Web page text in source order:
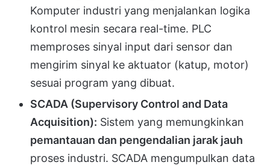
Komputer industri yang menjalankan logika
kontrol mesin secara real-time. PLC
memproses sinyal input dari sensor dan
mengirim sinyal ke aktuator (katup, motor)
sesuai program yang dibuat.
SCADA (Supervisory Control and Data
Acquisition): Sistem yang memungkinkan
pemantauan dan pengendalian jarak jauh
proses industri. SCADA mengumpulkan data